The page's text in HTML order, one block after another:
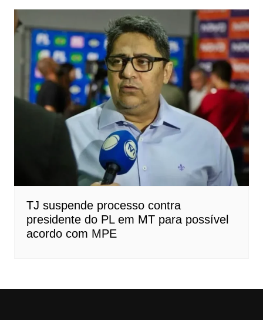
TJ suspende processo contra
presidente do PL em MT para possível
acordo com MPE